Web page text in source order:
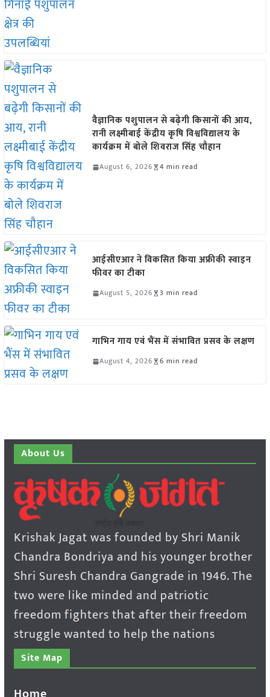
वैज्ञानिक पशुपालन से बढ़ेगी किसानों की आय,
रानी लक्ष्मीबाई केंद्रीय कृषि विश्वविद्यालय के
कार्यक्रम में बोले शिवराज सिंह चौहान
August 6, 2026 4 min read
आईसीएआर ने विकसित किया अफ्रीकी स्वाइन
फीवर का टीका
August 5, 2026 3 min read
गाभिन गाय एवं भैंस में संभावित प्रसव के लक्षण
August 4, 2026 6 min read
About Us
Krishak Jagat was founded by Shri Manik
Chandra Bondriya and his younger brother
Shri Suresh Chandra Gangrade in 1946. The
two were like minded and patriotic
freedom fighters that after their freedom
struggle wanted to help the nations
Site Map